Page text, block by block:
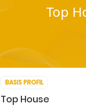
Top
BASIS PROFIL
Top House